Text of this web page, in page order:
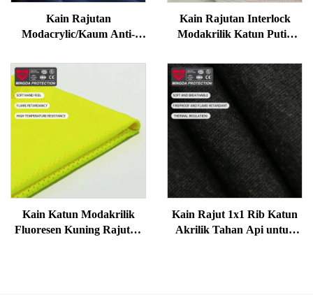
Kain Rajutan
Modacrylic/Kaum Anti-
Pembuatan Elektronik
Kain Rajutan Interlock
Modakrilik Katun Putih
Api
Kain Katun Modakrilik
Fluoresen Kuning Rajutan
Kain Rajut 1x1 Rib Katun
Akrilik Tahan Api untuk